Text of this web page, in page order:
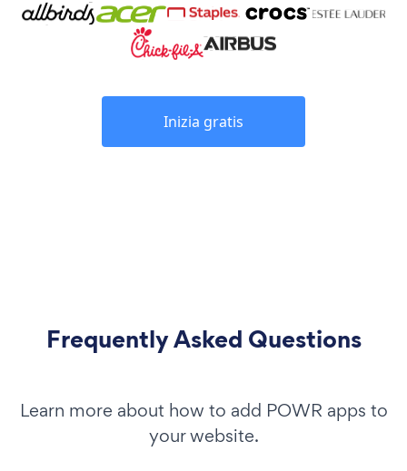
Inizia gratis
Frequently Asked Questions
Learn more about how to add POWR apps to
your website.